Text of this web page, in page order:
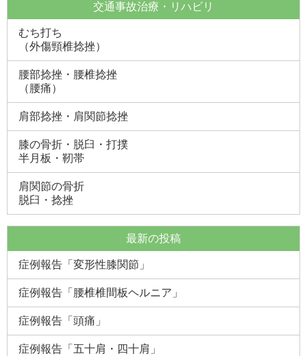
交通事故治療・リハビリ
むち打ち
（外傷頸椎捻挫）
腰部捻挫・腰椎捻挫
（腰痛）
肩部捻挫・肩関節捻挫
膝の骨折・脱臼・打撲
半月板・靭帯
肩関節の骨折
脱臼・捻挫
最新の投稿
症例報告「変形性膝関節」
症例報告「腰椎椎間板ヘルニア」
症例報告「頭痛」
症例報告「五十肩・四十肩」